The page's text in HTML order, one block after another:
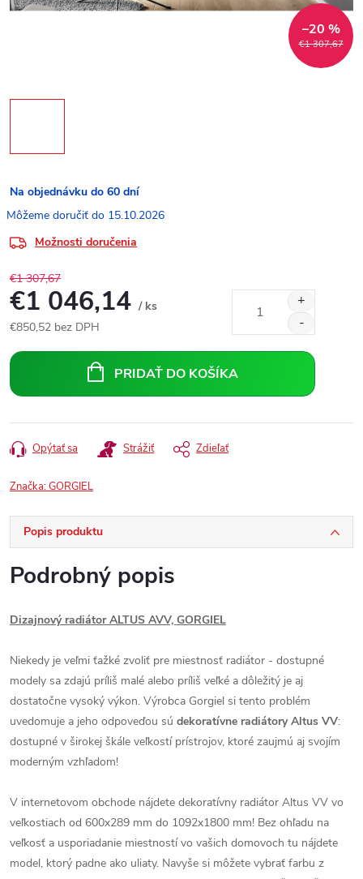
€1 307,67
–20 %
Na objednávku do 60 dní
15.10.2026
Možnosti doručenia
€1 307,67
€1 046,14 / ks
€850,52 bez DPH
cena:
PRIDAŤ DO KOŠÍKA
Opýtať sa Strážiť Zdieľať
Značka:GORGIEL
Popis produktu
Podrobný popis
Dizajnový radiátor ALTUS AVV, GORGIEL
Niekedy je veľmi ťažké zvoliť pre miestnosť radiátor - dostupné
modely sa zdajú príliš malé alebo príliš veľké a dôležitý je aj
dostatočne vysoký výkon. Výrobca Gorgiel si tento problém
uvedomuje a jeho odpoveďou sú dekoratívne radiátory Altus VV:
dostupné v širokej škále veľkostí prístrojov, ktoré zaujmú aj svojím
moderným vzhľadom!
V internetovom obchode nájdete dekoratívny radiátor Altus VV vo
veľkostiach od 600x289 mm do 1092x1800 mm! Bez ohľadu na
veľkosť a usporiadanie miestností vo vašich domovoch tu nájdete
model, ktorý padne ako uliaty. Navyše si môžete vybrať farbu z